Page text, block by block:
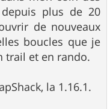
plus de 20
de nouveaux
boucles que je
trail et en rando.
la 1.16.1.